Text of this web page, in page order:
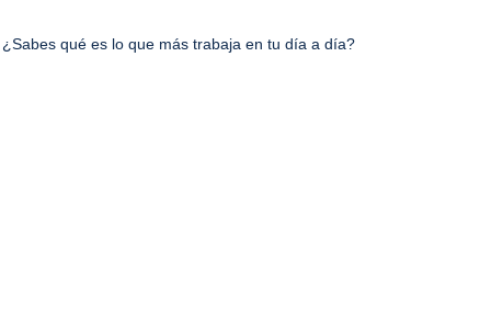
¿Sabes qué es lo que más trabaja en tu día a día?